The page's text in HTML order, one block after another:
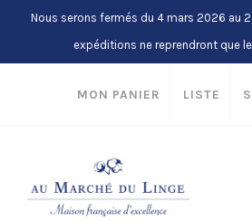
Nous serons fermés du 4 mars 2026 au
expéditions ne reprendront que
MON PANIER LISTE